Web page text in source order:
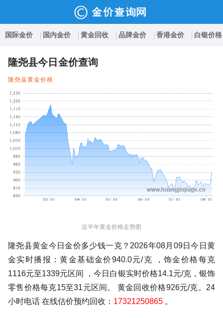
国际金价 国内金价 黄金回收 品牌金价 香港金价 白银价格
隆尧县今日金价查询
隆尧县黄金价格
近半年黄金价格走势图
隆尧县黄金今日金价多少钱一克？2026年08月09日今日黄
金实时播报：黄金基础金价940.0元/克 ，饰金价格每克
1116元至1339元区间 ，今日白银实时价格14.1元/克，银饰
零售价格每克15至31元区间。 黄金回收价格926元/克。24
小时电话 在线估价预约回收： 17321250865 。